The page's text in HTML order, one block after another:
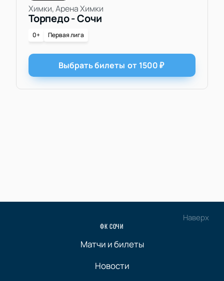
Химки, Арена Химки
Торпедо - Сочи
0+ Первая лига
Выбрать билеты от 1500₽
Наверх
ФК СОЧИ
Матчи и билеты
Новости